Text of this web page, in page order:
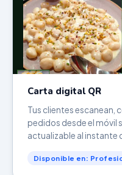
Carta digital QR
Tus clientes escanean,
pedidos desde el móvil
actualizable al instante
Disponible en: